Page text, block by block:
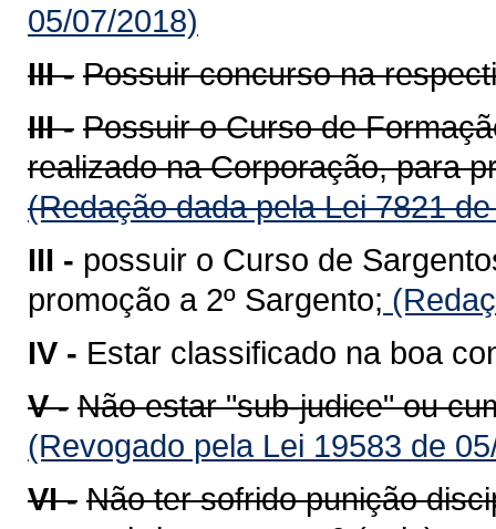
05/07/2018)
III - Possuir concurso na
III - Possuir o Curso de
realizado na Corporação, para
(Redação dada pela Lei 7821
III - possuir o Curso de
promoção a 2º Sargento;
IV - Estar classificado na boa
V - Não estar "sub-judice" ou
(Revogado pela Lei 19583 de
VI - Não ter sofrido punição